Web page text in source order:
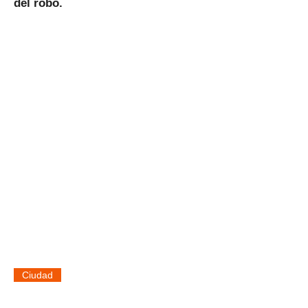
del robo.
Ciudad